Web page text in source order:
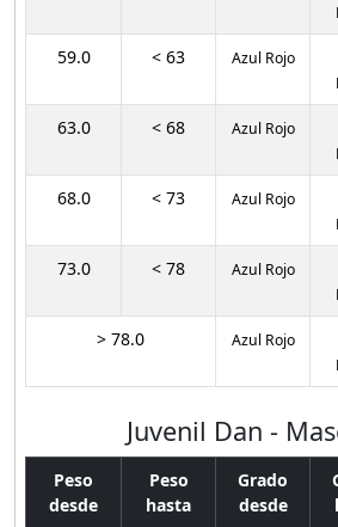
59.0 < 63 Azul Rojo
63.0 < 68 Azul Rojo
68.0 < 73 Azul Rojo
73.0 < 78 Azul Rojo
> 78.0 Azul Rojo
Juvenil Dan -
Peso
desde
Peso
hasta
Grado
desde